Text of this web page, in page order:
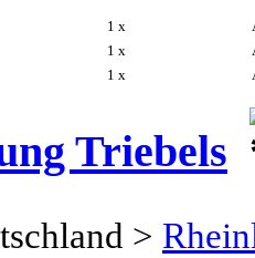
1 x
1 x
1 x
Triebels
>